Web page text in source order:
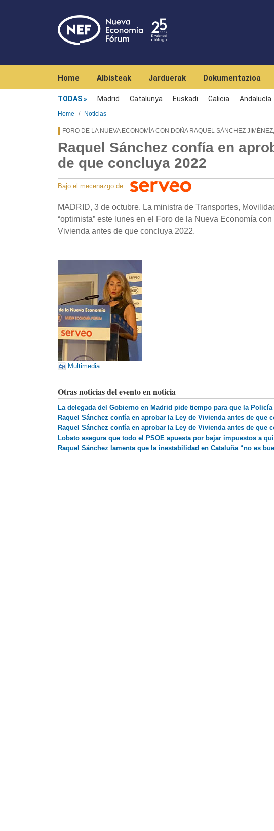
Home Albisteak Jarduerak Dokumentazioa
TODAS Madrid Catalunya Euskadi Galicia Andalucía
Home Noticias
FORO DE LA NUEVA ECONOMÍA CON DOÑA RAQUEL SÁNCHEZ
Raquel Sánchez confía en
de que concluya 2022
Bajo el mecenazgo de
MADRID, 3 de octubre. La ministra de Transportes,
“optimista” este lunes en el Foro de la Nueva Economía
Vivienda antes de que concluya 2022.
Multimedia
Otras noticias del evento en noticia
La delegada del Gobierno en Madrid pide tiempo para que la
Raquel Sánchez confía en aprobar la Ley de Vivienda antes de que
Raquel Sánchez confía en aprobar la Ley de Vivienda antes de que
Lobato asegura que todo el PSOE apuesta por bajar impuestos a
Raquel Sánchez lamenta que la inestabilidad en Cataluña “no es